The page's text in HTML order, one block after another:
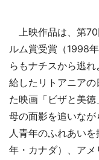
上映作品は、第70
ルム賞受賞（1998
らもナチスから逃
給したリトアニア
た映画「ビザと美
母の面影を追いな
人青年のふれあい
年・カナダ）、ア